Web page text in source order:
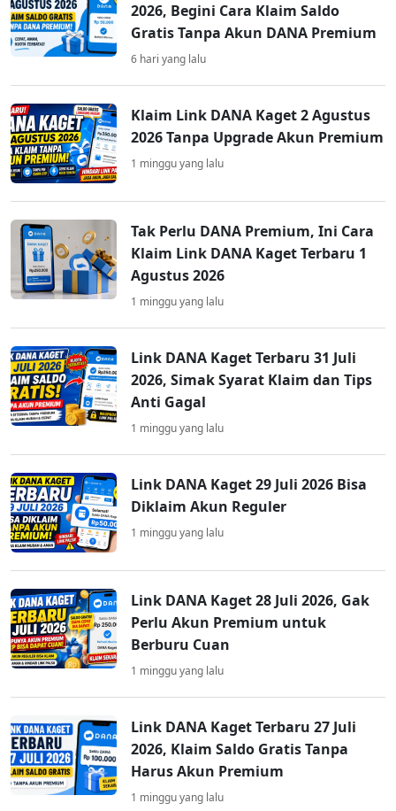
2026, Begini Cara Klaim Saldo
Gratis Tanpa Akun DANA Premium
6 hari yang lalu
Klaim Link DANA Kaget 2 Agustus
2026 Tanpa Upgrade Akun Premium
1 minggu yang lalu
Tak Perlu DANA Premium, Ini Cara
Klaim Link DANA Kaget Terbaru 1
Agustus 2026
1 minggu yang lalu
Link DANA Kaget Terbaru 31 Juli
2026, Simak Syarat Klaim dan Tips
Anti Gagal
1 minggu yang lalu
Link DANA Kaget 29 Juli 2026 Bisa
Diklaim Akun Reguler
1 minggu yang lalu
Link DANA Kaget 28 Juli 2026, Gak
Perlu Akun Premium untuk
Berburu Cuan
1 minggu yang lalu
Link DANA Kaget Terbaru 27 Juli
2026, Klaim Saldo Gratis Tanpa
Harus Akun Premium
1 minggu yang lalu